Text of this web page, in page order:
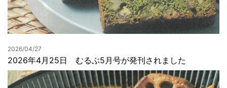
2026/04/27
2026年4月25日 むるぶ5月号が発刊されました